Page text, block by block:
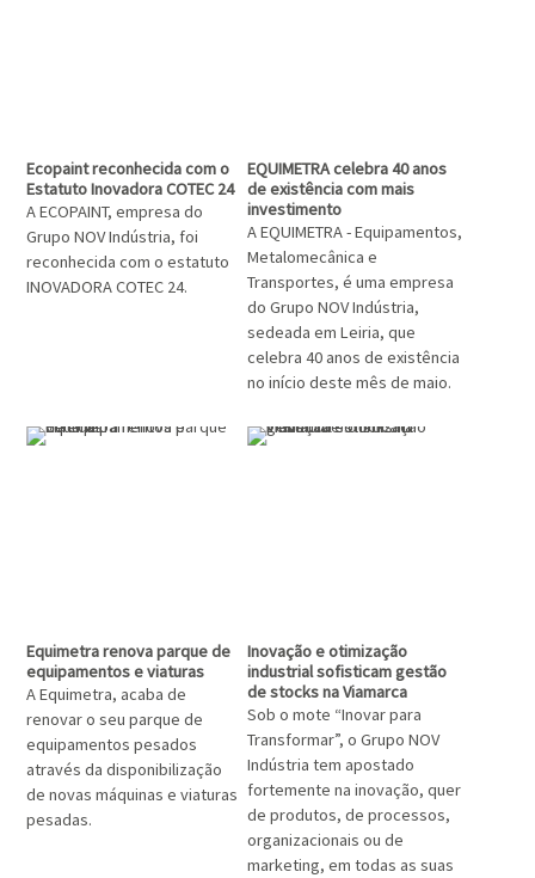
Ecopaint reconhecida com o
Estatuto Inovadora COTEC 24
A ECOPAINT, empresa do
Grupo NOV Indústria, foi
reconhecida com o estatuto
INOVADORA COTEC 24.
EQUIMETRA celebra 40 anos
de existência com mais
investimento
A EQUIMETRA - Equipamentos,
Metalomecânica e
Transportes, é uma empresa
do Grupo NOV Indústria,
sedeada em Leiria, que
celebra 40 anos de existência
no início deste mês de maio.
Equimetra renova parque de
equipamentos e viaturas
A Equimetra, acaba de
renovar o seu parque de
equipamentos pesados
através da disponibilização
de novas máquinas e viaturas
pesadas.
Inovação e otimização
industrial sofisticam gestão
de stocks na Viamarca
Sob o mote “Inovar para
Transformar”, o Grupo NOV
Indústria tem apostado
fortemente na inovação, quer
de produtos, de processos,
organizacionais ou de
marketing, em todas as suas